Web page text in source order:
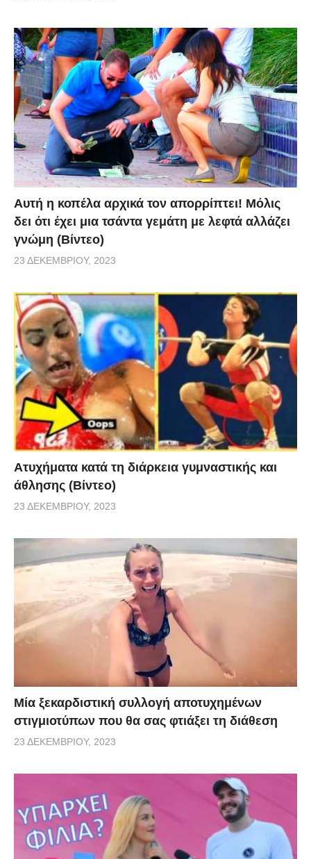
Αυτή η κοπέλα αρχικά τον απορρίπτει! Μόλις
δει ότι έχει μια τσάντα γεμάτη με λεφτά αλλάζει
γνώμη (Βίντεο)
23 ΔΕΚΕΜΒΡΊΟΥ, 2023
Aτυχήματα κατά τη διάρκεια γυμναστικής και
άθλησης (Βίντεο)
23 ΔΕΚΕΜΒΡΊΟΥ, 2023
Μία ξεκαρδιστική συλλογή αποτυχημένων
στιγμιοτύπων που θα σας φτιάξει τη διάθεση
23 ΔΕΚΕΜΒΡΊΟΥ, 2023